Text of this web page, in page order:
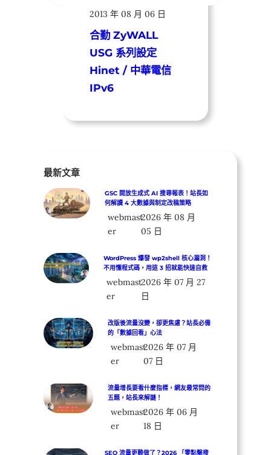
2013 年 08 月 06 日
合勤 ZyWALL
USG 系列設定
Hinet / 中華電信
IPv6
最新文章
GSC 開放生成式 AI 搜尋報表！站長如
何解讀 4 大數據與制定改稿策略
webmast
er
2026 年 08 月
05 日
WordPress 爆發 wp2shell 核心漏洞！
不用懂程式碼，用這 3 招就能快速自救
webmast
er
2026 年 07 月 27
日
改版後流量沒變，卻更焦慮？站長必備
的「數據回看」心法
webmast
er
2026 年 07 月
07 日
流量增長要看什麼指標，網友最常問的
五題，站長來解謎！
webmast
er
2026 年 06 月
18 日
SEO 流量更難做了？2026 「零點擊搜